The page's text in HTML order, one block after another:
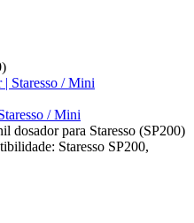
/ Mini
dosador para Staresso (SP200)
Staresso SP200,